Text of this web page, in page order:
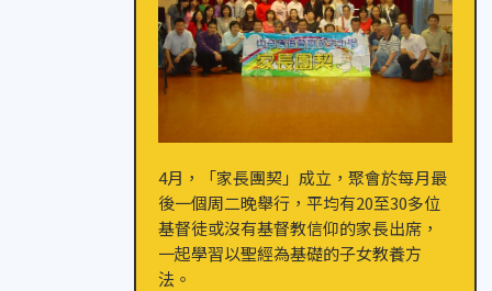
4月，「家長團契」成立，聚會於每月最
後一個周二晚舉行，平均有20至30多位
基督徒或沒有基督教信仰的家長出席，
一起學習以聖經為基礎的子女教養方
法。